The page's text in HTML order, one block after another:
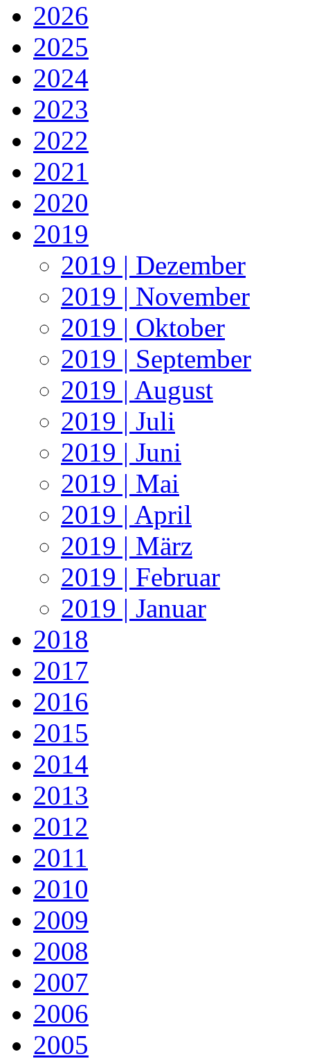
2026
2025
2024
2023
2022
2021
2020
2019
2019 | Dezember
2019 | November
2019 | Oktober
2019 | September
2019 | August
2019 | Juli
2019 | Juni
2019 | Mai
2019 | April
2019 | März
2019 | Februar
2019 | Januar
2018
2017
2016
2015
2014
2013
2012
2011
2010
2009
2008
2007
2006
2005